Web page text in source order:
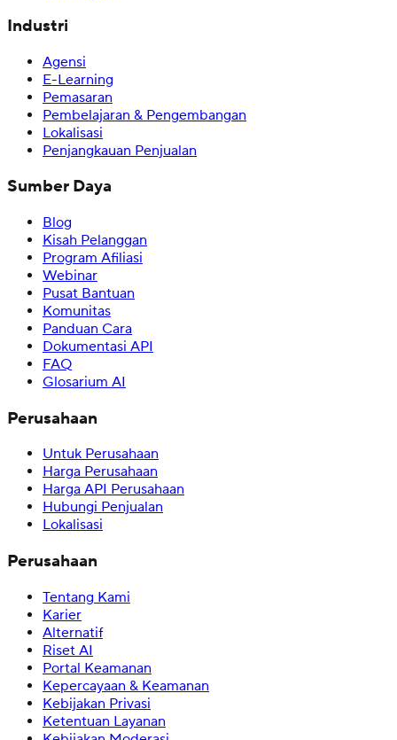
Industri
Agensi
E-Learning
Pemasaran
Pembelajaran & Pengembangan
Lokalisasi
Penjangkauan Penjualan
Sumber Daya
Blog
Kisah Pelanggan
Program Afiliasi
Webinar
Pusat Bantuan
Komunitas
Panduan Cara
Dokumentasi API
FAQ
Glosarium AI
Perusahaan
Untuk Perusahaan
Harga Perusahaan
Harga API Perusahaan
Hubungi Penjualan
Lokalisasi
Perusahaan
Tentang Kami
Karier
Alternatif
Riset AI
Portal Keamanan
Kepercayaan & Keamanan
Kebijakan Privasi
Ketentuan Layanan